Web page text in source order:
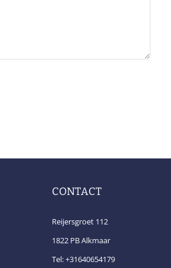
CONTACT
Reijersgroet 112
1822 PB Alkmaar
Tel: +31640654179